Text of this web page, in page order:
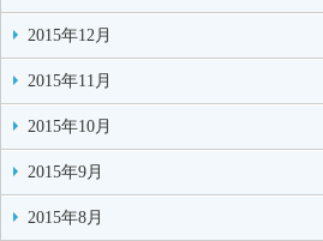
2015年12月
2015年11月
2015年10月
2015年9月
2015年8月